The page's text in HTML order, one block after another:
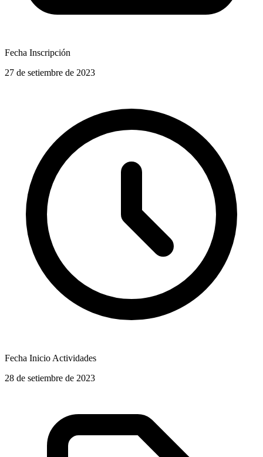
Fecha Inscripción
27 de setiembre de 2023
Fecha Inicio Actividades
28 de setiembre de 2023